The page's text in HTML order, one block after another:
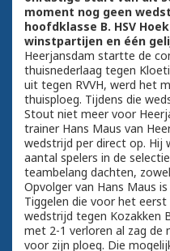
moment nog geen
hoofdklasse B. HSV
winstpartijen en één
Heerjansdam startte de
thuisnederlaag tegen
uit tegen RVVH, werd het
thuisploeg. Tijdens die
Stout niet meer voor
trainer Hans Maus van
wedstrijd per direct op. Hij
aantal spelers in de
teambelang dachten,
Opvolger van Hans Maus
Tiggelen die voor het
wedstrijd tegen Kozakken
met 2-1 verloren al zag de
voor zijn ploeg. Die